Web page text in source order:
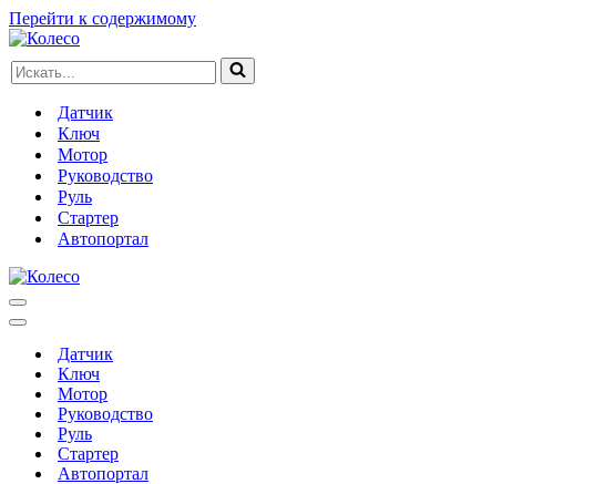
Перейти к содержимому
Искать...
Датчик
Ключ
Мотор
Руководство
Руль
Стартер
Автопортал
Меню
навигации
Меню
навигацииДатчик
Ключ
Мотор
Руководство
Руль
Стартер
Автопортал